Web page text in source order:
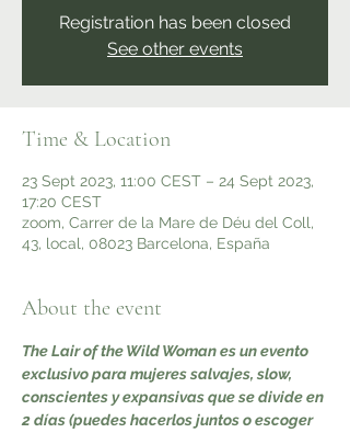
Registration has been closed
See other events
Time & Location
23 Sept 2023, 11:00 CEST – 24 Sept 2023,
17:20 CEST
zoom, Carrer de la Mare de Déu del Coll,
43, local, 08023 Barcelona, España
About the event
The Lair of the Wild Woman es un evento
exclusivo para mujeres salvajes, slow,
conscientes y expansivas que se divide en
2 días (puedes hacerlos juntos o escoger